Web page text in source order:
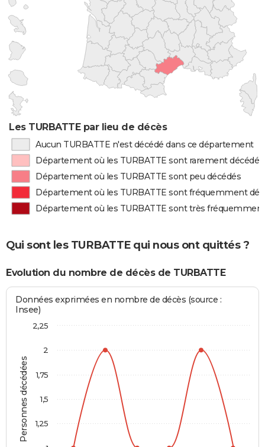
Les TURBATTE par lieu de décès
Aucun TURBATTE n'est décédé dans ce département
Département où les TURBATTE sont rarement décédés
Département où les TURBATTE sont peu décédés
Département où les TURBATTE sont fréquemment
Département où les TURBATTE sont très
Qui sont les TURBATTE qui nous ont quittés ?
Evolution du nombre de décès de TURBATTE
Personnes décédées
Données exprimées en nombre de décès (source :
Insee)
1,25
1,5
1,75
2
2,25